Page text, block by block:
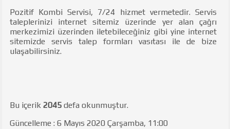
Pozitif Kombi Servisi, 7/24 hizmet vermetedir. Servis
taleplerinizi internet sitemiz üzerinde yer alan çağrı
merkezimizi üzerinden iletebileceğiniz gibi yine internet
sitemizde servis talep formları vasıtası ile de bize
ulaşabilirsiniz.
Bu içerik 2045defa okunmuştur.
Güncelleme : 6 Mayıs 2020 Çarşamba, 11:00